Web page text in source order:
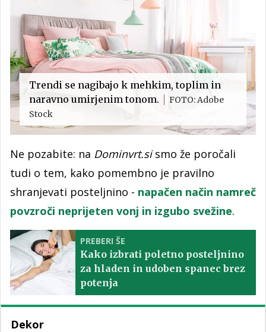
Trendi se nagibajo k mehkim, toplim in
naravno umirjenim tonom.
FOTO: Adobe
Stock
Ne pozabite: na Dominvrt.sismo že poročali
tudi o tem, kako pomembno je pravilno
shranjevati posteljnino - napačen način namreč
povzroči neprijeten vonj in izgubo svežine.
PREBERI ŠE
Kako izbrati poletno posteljnino
za hladen in udoben spanec brez
potenja
Dekor